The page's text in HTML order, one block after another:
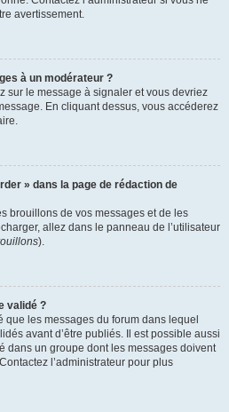
avertissement.
à un modérateur ?
sur le message à signaler et vous devriez
En cliquant dessus, vous accéderez
» dans la page de rédaction de
brouillons de vos messages et de les
allez dans le panneau de l’utilisateur
).
validé ?
que les messages du forum dans lequel
avant d’être publiés. Il est possible aussi
dans un groupe dont les messages doivent
l’administrateur pour plus